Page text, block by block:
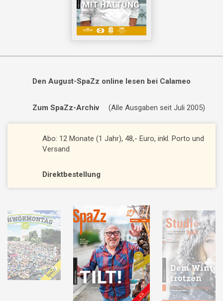
Den August-SpaZz online lesen bei Calameo
Zum SpaZz-Archiv (Alle Ausgaben seit Juli 2005)
Abo: 12 Monate (1 Jahr), 48,- Euro, inkl. Porto und
Versand
Direktbestellung